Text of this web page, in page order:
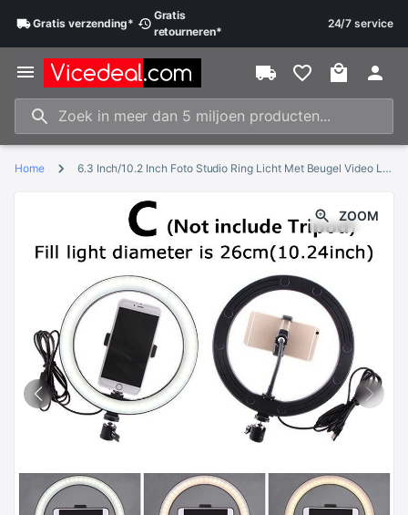
Gratisverzending*
Gratis
retourneren*
24/7 service
Home 6.3 Inch/10.2 Inch Foto Studio Ring Licht Met Beugel Video Led Ring Licht Fotografie Dimbare Ring Licht + statief Selfie
ZOOM